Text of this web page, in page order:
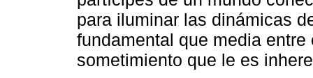
para iluminar las dinámicas
fundamental que media
sometimiento que le es